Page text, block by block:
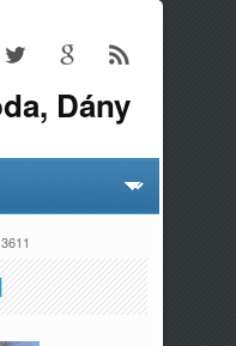
Dány